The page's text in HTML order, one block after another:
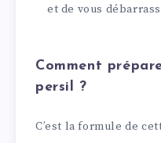
et de vous
Comment
persil ?
C’est la formule de